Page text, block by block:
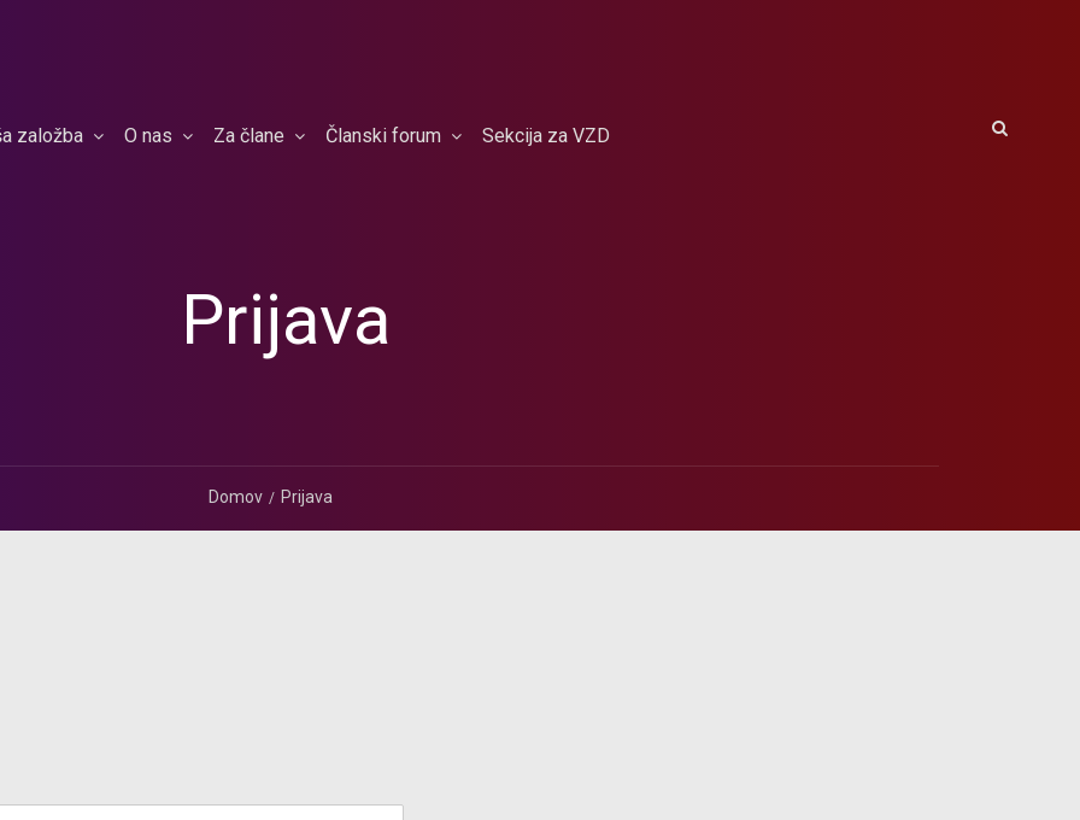
založba O nas Za člane Članski forum Sekcija za VZD
Prijava
Domov Prijava